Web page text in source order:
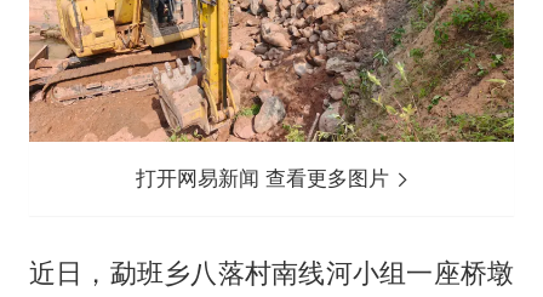
打开网易新闻 查看更多图片
近日，勐班乡八落村南线河小组一座桥墩